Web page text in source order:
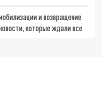
и возвращение
которые ждали все